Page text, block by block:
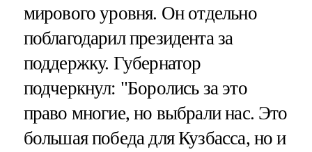
мирового уровня. Он отдельно
поблагодарил президента за
поддержку. Губернатор
подчеркнул: "Боролись за это
право многие, но выбрали нас. Это
большая победа для Кузбасса, но и